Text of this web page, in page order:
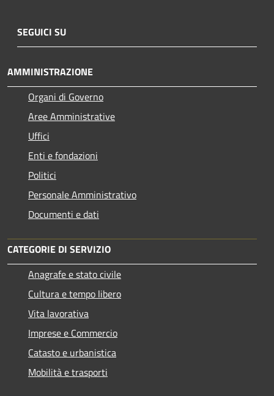
SEGUICI SU
AMMINISTRAZIONE
Organi di Governo
Aree Amministrative
Uffici
Enti e fondazioni
Politici
Personale Amministrativo
Documenti e dati
CATEGORIE DI SERVIZIO
Anagrafe e stato civile
Cultura e tempo libero
Vita lavorativa
Imprese e Commercio
Catasto e urbanistica
Mobilità e trasporti